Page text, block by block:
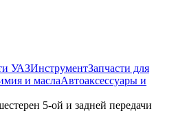
УАЗИнструментЗапчасти для
и маслаАвтоаксессуары и
5-ой и задней передачи